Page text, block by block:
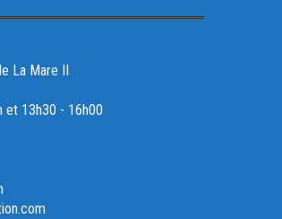
Mare II
et 13h30 - 16h00